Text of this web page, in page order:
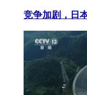
竞争加剧，日